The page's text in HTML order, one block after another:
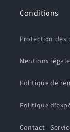
Conditions
Protection des
Mentions
Politique de
Politique
Contact -